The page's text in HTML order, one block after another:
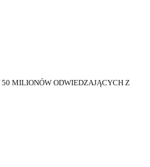
MILIONÓW ODWIEDZAJĄCYCH Z